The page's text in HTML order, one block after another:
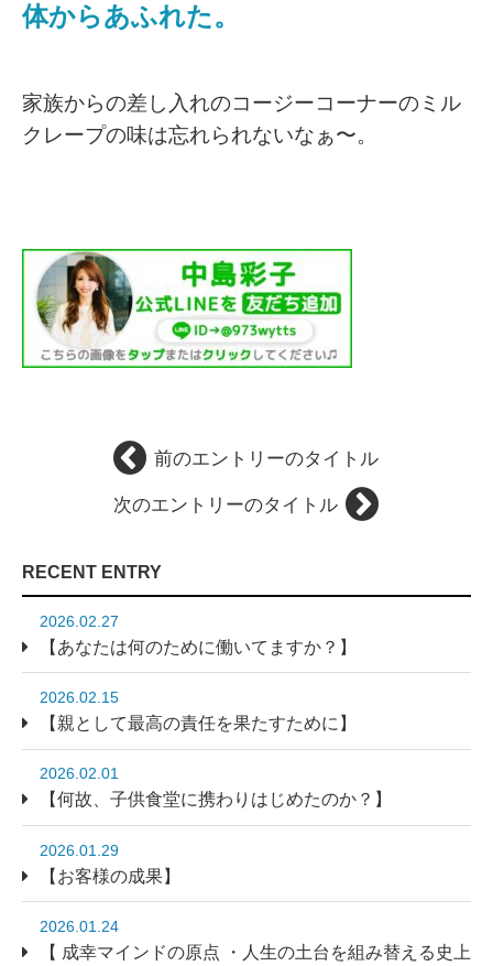
体からあふれた。
家族からの差し入れのコージーコーナーのミル
クレープの味は忘れられないなぁ〜。
前のエントリーのタイトル
次のエントリーのタイトル
RECENT ENTRY
2026.02.27
【あなたは何のために働いてますか？】
2026.02.15
【親として最高の責任を果たすために】
2026.02.01
【何故、子供食堂に携わりはじめたのか？】
2026.01.29
【お客様の成果】
2026.01.24
【 成幸マインドの原点 ・人生の土台を組み替える史上